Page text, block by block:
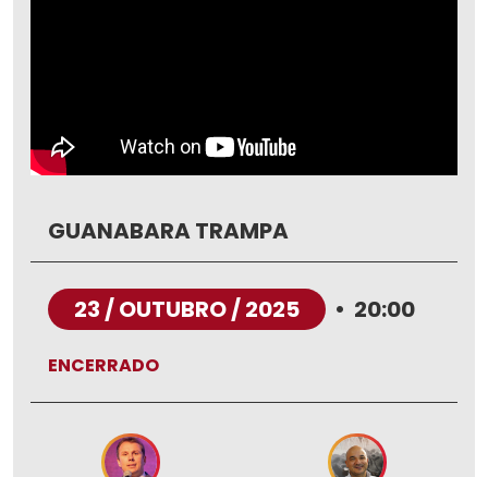
GUANABARA TRAMPA
23 / OUTUBRO / 2025 • 20:00
ENCERRADO